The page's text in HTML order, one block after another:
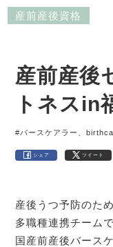
産前産後資格
産前産後
トネスin
#バースケアラー、
シェア ツイート
産後うつ予防のた
多職種連携チーム
国産前産後バース